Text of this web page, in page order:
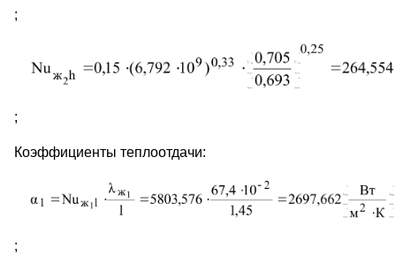
;
;
Коэффициенты теплоотдачи:
;